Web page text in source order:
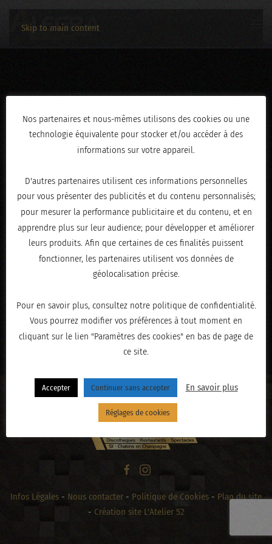
Skip to main content
3C2A2841
ÉCRIT LEFÉVRIER 19, 2026
« PRÉCÉDENT
Infos Légales - Nous contacter - Politique de Cookies - Plan du site
- Création site L'Atelier 52
Nos partenaires et nous-mêmes utilisons des cookies ou une
technologie équivalente pour stocker et/ou accéder à des
informations sur votre appareil.
D'autres partenaires utilisent ces informations personnelles
pour vous présenter des publicités et du contenu personnalisés;
pour mesurer la performance publicitaire et du contenu, et en
apprendre plus sur leur audience; pour développer et améliorer
leurs produits. Afin que certaines de ces finalités puissent
fonctionner, les partenaires utilisent vos données de
géolocalisation précise.
Pour en savoir plus, consultez notre politique de confidentialité.
Vous pourrez modifier vos préférences à tout moment en
cliquant sur le lien "Paramètres des cookies" en bas de page de
ce site.
Accepter Continuer sans accepter En savoir plus
Réglages de cookies